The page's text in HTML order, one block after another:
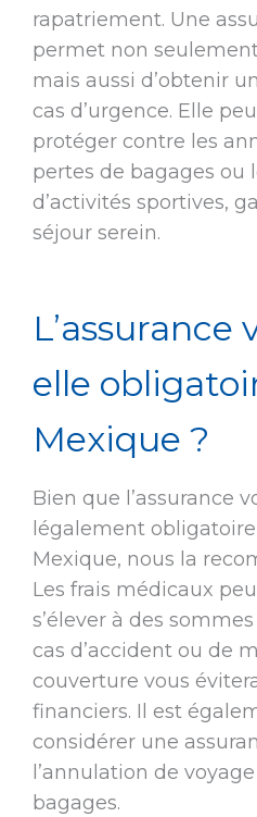
rapatriement. Une
permet non
mais aussi d’obtenir
cas d’urgence. Elle
protéger contre les
pertes de bagages ou
d’activités sportives,
séjour serein.
L’assurance
elle
Mexique ?
Bien que l’assurance
légalement
Mexique, nous la
Les frais médicaux
s’élever à des
cas d’accident ou de
couverture vous
financiers. Il est
considérer une
l’annulation de
bagages.